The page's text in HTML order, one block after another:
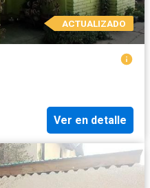
ACTUALIZADO
Ver en detalle